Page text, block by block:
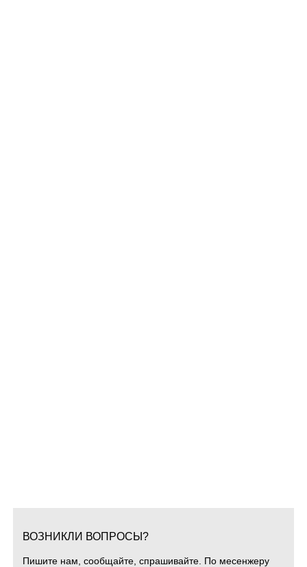
ВОЗНИКЛИ ВОПРОСЫ?
Пишите нам, сообщайте, спрашивайте. По месенжеру